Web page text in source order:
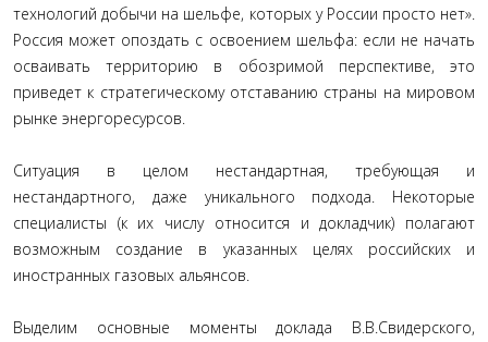
технологий добычи на шельфе, которых у России просто нет».
Россия может опоздать с освоением шельфа: если не начать
осваивать территорию в обозримой перспективе, это
приведет к стратегическому отставанию страны на мировом
рынке энергоресурсов.
Ситуация в целом нестандартная, требующая и
нестандартного, даже уникального подхода. Некоторые
специалисты (к их числу относится и докладчик) полагают
возможным создание в указанных целях российских и
иностранных газовых альянсов.
Выделим основные моменты доклада В.В.Свидерского,